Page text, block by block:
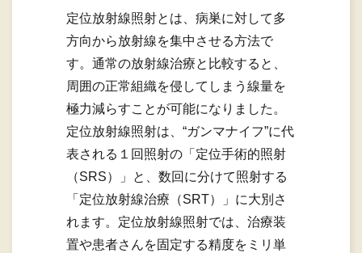
定位放射線照射とは、病巣に対して多
方向から放射線を集中させる方法で
す。通常の放射線治療と比較すると、
周囲の正常組織を侵してしまう線量を
極力減らすことが可能になりました。
定位放射線照射は、“ガンマナイフ”に代
表される１回照射の「定位手術的照射
（SRS）」と、数回に分けて照射する
「定位放射線治療（SRT）」に大別さ
れます。定位放射線照射では、治療装
置や患者さんを固定する精度をミリ単